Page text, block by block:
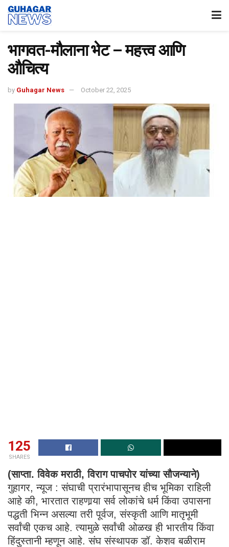
भागवत-मौलाना भेट – महत्त्व आणि
औचित्य
by Guhagar News October 22, 2025
125
SHARES
(साप्ता. विवेक मराठी, विराग पाचपोर यांच्या सौजन्याने)
गुहागर, न्यूज : संघाची प्रारंभापासूनच हीच भूमिका राहिली
आहे की, भारतात राहणार्‍या सर्व लोकांचे धर्म किंवा उपासना
पद्धती भिन्न असल्या तरी पूर्वज, संस्कृती आणि मातृभूमी
सर्वांची एकच आहे. त्यामुळे सर्वांची ओळख ही भारतीय किंवा
हिंदुस्तानी म्हणून आहे. संघ संस्थापक डॉ. केशव बळीराम